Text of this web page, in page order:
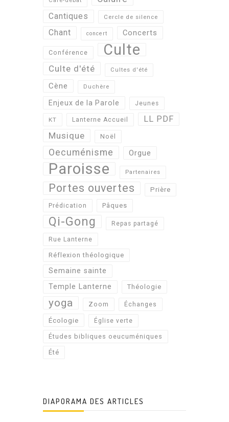
Cantiques Cercle de silence
Chant concert Concerts
Conférence Culte
Culte d'été Cultes d'été
Cène Duchère
Enjeux de la Parole Jeunes
KT Lanterne Accueil LL PDF
Musique Noël
Oecuménisme Orgue
Paroisse Partenaires
Portes ouvertes Prière
Prédication Pâques
Qi-Gong Repas partagé
Rue Lanterne
Réflexion théologique
Semaine sainte
Temple Lanterne
Théologie
yoga Zoom Échanges
Écologie Église verte
Études bibliques oeucuméniques
Été
DIAPORAMA DES ARTICLES